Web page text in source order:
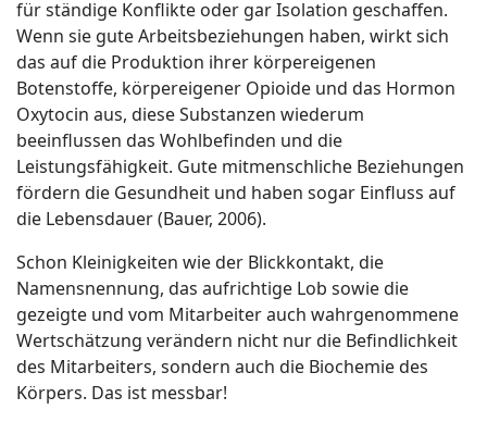
für ständige Konflikte oder gar Isolation geschaffen.
Wenn sie gute Arbeitsbeziehungen haben, wirkt sich
das auf die Produktion ihrer körpereigenen
Botenstoffe, körpereigener Opioide und das Hormon
Oxytocin aus, diese Substanzen wiederum
beeinflussen das Wohlbefinden und die
Leistungsfähigkeit. Gute mitmenschliche Beziehungen
fördern die Gesundheit und haben sogar Einfluss auf
die Lebensdauer (Bauer, 2006).
Schon Kleinigkeiten wie der Blickkontakt, die
Namensnennung, das aufrichtige Lob sowie die
gezeigte und vom Mitarbeiter auch wahrgenommene
Wertschätzung verändern nicht nur die Befindlichkeit
des Mitarbeiters, sondern auch die Biochemie des
Körpers. Das ist messbar!